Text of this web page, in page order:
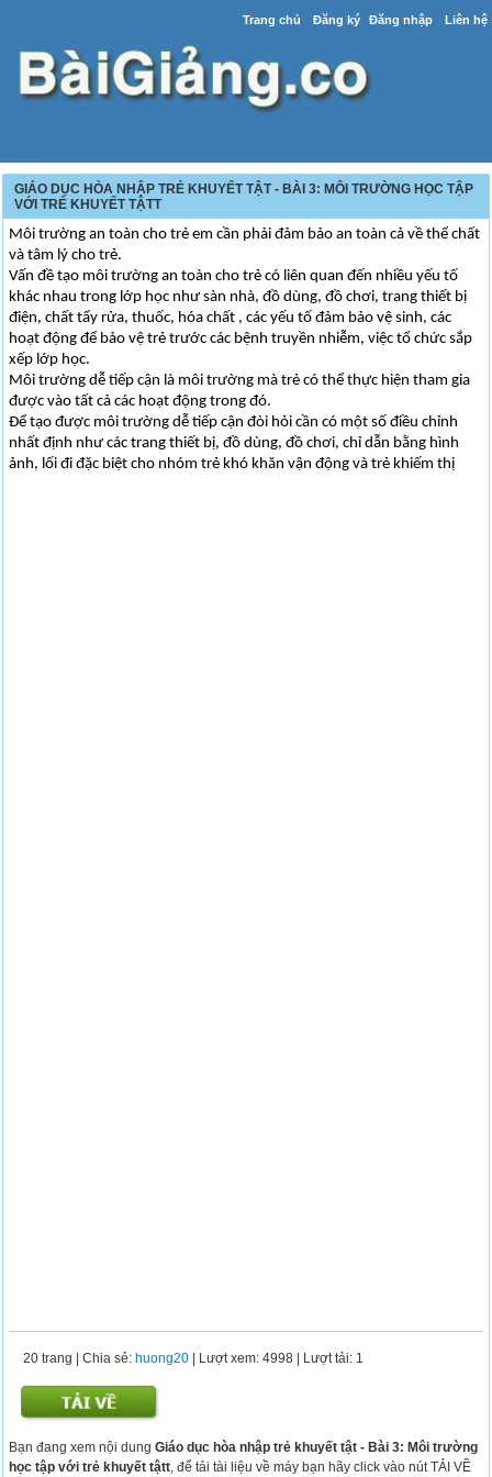
Trang chủ Đăng ký Đăng nhập Liên hệ
GIÁO DỤC HÒA NHẬP TRẺ KHUYẾT TẬT - BÀI 3: MÔI TRƯỜNG HỌC TẬP
VỚI TRẺ KHUYẾT TẬTT
Môi trường an toàn cho trẻ em cần phải đảm bảo an toàn cả về thể chất
và tâm lý cho trẻ.
Vấn đề tạo môi trường an toàn cho trẻ có liên quan đến nhiều yếu tố
khác nhau trong lớp học như sàn nhà, đồ dùng, đồ chơi, trang thiết bị
điện, chất tẩy rửa, thuốc, hóa chất , các yếu tố đảm bảo vệ sinh, các
hoạt động để bảo vệ trẻ trước các bệnh truyền nhiễm, việc tổ chức sắp
xếp lớp học.
Môi trường dễ tiếp cận là môi trường mà trẻ có thể thực hiện tham gia
được vào tất cả các hoạt động trong đó.
Để tạo được môi trường dễ tiếp cận đòi hỏi cần có một số điều chỉnh
nhất định như các trang thiết bị, đồ dùng, đồ chơi, chỉ dẫn bằng hình
ảnh, lối đi đặc biệt cho nhóm trẻ khó khăn vận động và trẻ khiếm thị
20 trang |Chia sẻ: huong20 | Lượt xem: 4998 | Lượt tải: 1
Bạn đang xem nội dungGiáo dục hòa nhập trẻ khuyết tật - Bài 3: Môi trường
học tập với trẻ khuyết tậtt , để tải tài liệu về máy bạn hãy click vào nút TẢI VỀ